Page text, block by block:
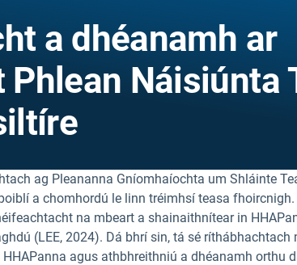
a dhéanamh ar
Náisiúnta
ag Pleananna Gníomhaíochta um Shláinte
a chomhordú le linn tréimhsí teasa
na mbeart a shainaithnítear in
(LEE, 2024). Dá bhrí sin, tá sé ríthábhachtach
agus athbhreithniú a dhéanamh orthu